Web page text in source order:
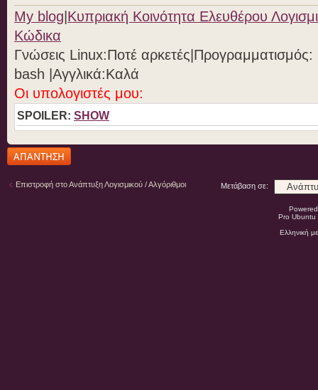
My blog Κυπριακή Κοινότητα Ελευθέρου
Κώδικα
Γνώσεις Linux:Ποτέ
bash |Aγγλικά:Καλά
Οι υπολογιστές μου:
SPOILER: SHOW
Δημιουργία
απάντησης
Επιστροφή στο Ανάπτυξη Λογισμικού / Αλγόριθμοι Μετάβαση σε:
Pro
Ελληνική